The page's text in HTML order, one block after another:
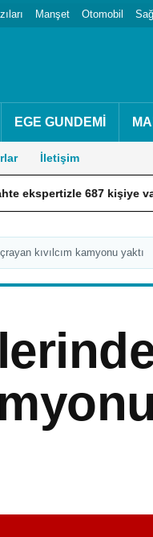
Manşet Otomobil
EGE GUNDEMİ
İletişim
687 kişiye
kıvılcım kamyonu yaktı